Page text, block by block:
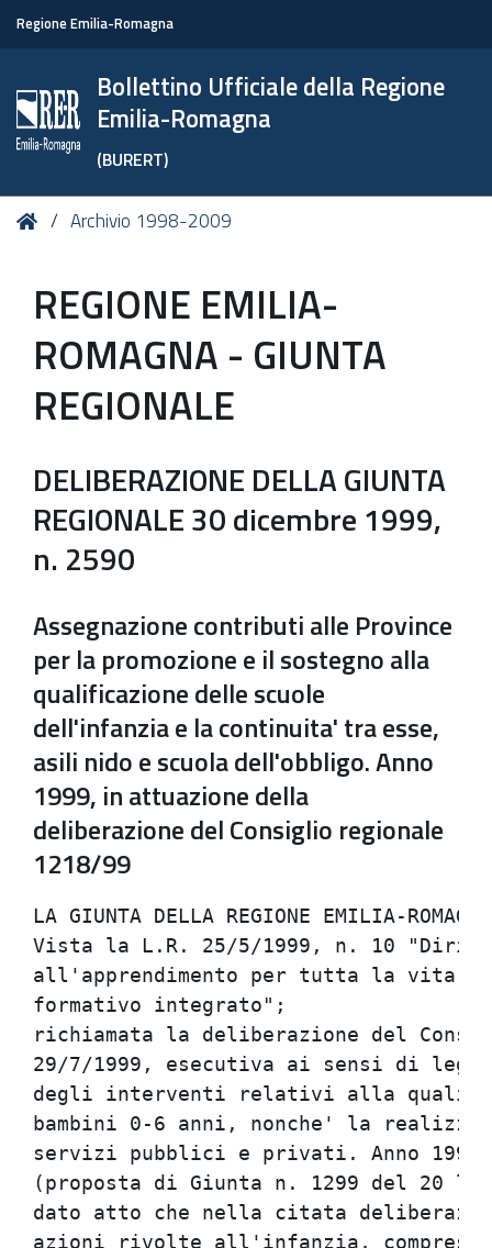
Regione Emilia-Romagna
Bollettino Ufficiale della Regione
Emilia-Romagna
(BURERT)
Tu HomeArchivio 1998-2009
REGIONE EMILIA-
ROMAGNA - GIUNTA
REGIONALE
DELIBERAZIONE DELLA GIUNTA
REGIONALE 30 dicembre 1999,
n. 2590
Assegnazione contributi alle Province
per la promozione e il sostegno alla
qualificazione delle scuole
dell'infanzia e la continuita' tra esse,
asili nido e scuola dell'obbligo. Anno
1999, in attuazione della
deliberazione del Consiglio regionale
1218/99
LA GIUNTA DELLA REGIONE EMILIA-ROMAGNA                                          
Vista la L.R. 25/5/1999, n. 10 "Diritto allo studio e                           
all'apprendimento per tutta la vita e qualificazione del sistema                
formativo integrato";                                                           
richiamata la deliberazione del Consiglio regionale n. 1218 del                 
29/7/1999, esecutiva ai sensi di legge, avente per oggetto "Programma           
degli interventi relativi alla qualificazione dei servizi rivolti ai            
bambini 0-6 anni, nonche' la realizzazione del sistema integrato dei            
servizi pubblici e privati. Anno 1999 - Applicazione della L.R. 10/99           
(proposta di Giunta n. 1299 del 20 luglio 1999)";                               
dato atto che nella citata deliberazione n. 1218, tra le diverse                
azioni rivolte all'infanzia, comprese all'interno del suddetto                  
Programma, si prevede esplicitamente "la qualificazione dei servizi             
funzionanti attraverso un insieme articolato e differenziato di                 
interventi", destinando ad essa una quota parte dello stanziamento              
complessivo Lire 6.700.000.000 (pari ad Euro 3.460.261,22)                      
quantificato in Lire 1.500.000.000 (pari ad Euro 774.685,35), da                
imputarsi sul Cap. 58430 "Fondo regionale per i servizi                         
socio-educativi per l'infanzia. Contributi nelle spese di gestione              
(mezzi propri della Regione). (L.R. 21 giugno 1978,  n.17 e art. 10,            
commi 2 e 3, L.R. 14 agosto 1989, n. 27)";                                      
richiamata la determinazione del Direttore generale alle Politiche              
sociali (prot. n. SCS/99/46542 in corso di attuazione) con la quale             
si provvede, tra l'altro, all'assegnazione e concessione alle                   
Amministrazioni provinciali della suddetta somma di Lire                        
1.500.000.000 (pari ad Euro 774.685,35) per gli interventi di cui               
sopra;                                                                          
dato atto che il punto 3) del dispositivo della piu' volte citata               
deliberazione 1218/99 prevede testualmente che "qualora in fase di              
approvazione della legge regionale di assestamento del Bilancio per             
l'esercizio finanziario 1999 e pluriennale 1999/2001 la                         
disponibilita' prevista al Capitolo 58430 risultasse incrementata, la           
stessa, previa quantificazione delle risorse effettive da destinare,            
verra' assegnata, concessa ed impegnata ricorrendo le condizioni                
previste dalla L.R. 31/77 cosi' come modificata dalla L.R. 40/94 con            
successivo atto della Giunta regionale, alle Amministrazioni                    
provinciali con i criteri e le modalita' operative indicate nel                 
Programma parte integrante e sostanziale della presente                         
deliberazione";                                                                 
rilevato che con Legge regionale di Assestamento di Bilancio n. 33              
del 22 novembre 1999 si e' stabilito un incremento tra gli altri dei            
contributi di che trattasi di Lire 1.000.000.000 (pari ad Euro                  
516.456,90), e che tale incremento - conseguentemente a quanto                  
stabilito dalla L.R. 25/5/1999, n. 10, art. 2 - e' stato previsto al            
Cap. 58428, appositamente istituito per "Contributi alle Province per           
la promozione e il sostegno alla qualificazione delle scuole                    
dell'infanzia e la continuita' tra esse, gli asili nido e la scuola             
dell'obbligo (art. 2, comma 2, lett. D), L.R. 25 maggio 1999, n. 10             
(CNI)";                                                                         
ritenuto pertanto opportuno procedere all'assegnazione e concessione            
alle Amministrazioni provinciali dell'importo di Lire 1.000.000.000             
(pari ad Euro 516.456,90) sulla base dei criteri e delle modalita' di           
suddivisione tra le Province, cosi' come indicati dalla deliberazione           
del Consiglio regionale 1218/99;                                                
visti:                                                                          
- la L.R. 5 settembre 1994, n. 40 "Norme per la semplificazione e